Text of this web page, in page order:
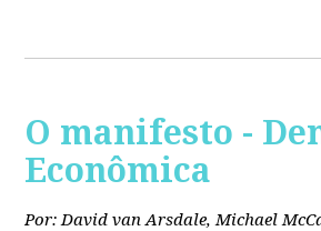
O manifesto -
Econômica
Por: David van Arsdale, Michael